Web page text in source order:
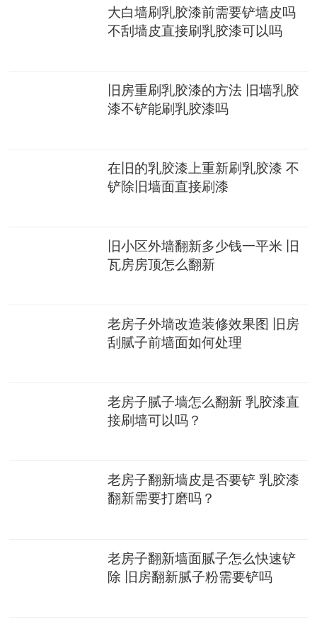
大白墙刷乳胶漆前需要铲墙皮吗
不刮墙皮直接刷乳胶漆可以吗
旧房重刷乳胶漆的方法 旧墙乳胶
漆不铲能刷乳胶漆吗
在旧的乳胶漆上重新刷乳胶漆 不
铲除旧墙面直接刷漆
旧小区外墙翻新多少钱一平米 旧
瓦房房顶怎么翻新
老房子外墙改造装修效果图 旧房
刮腻子前墙面如何处理
老房子腻子墙怎么翻新 乳胶漆直
接刷墙可以吗？
老房子翻新墙皮是否要铲 乳胶漆
翻新需要打磨吗？
老房子翻新墙面腻子怎么快速铲
除 旧房翻新腻子粉需要铲吗